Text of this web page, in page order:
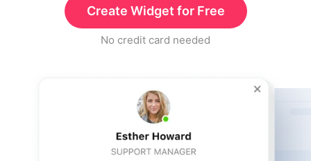
Create Widget for Free
No credit card needed